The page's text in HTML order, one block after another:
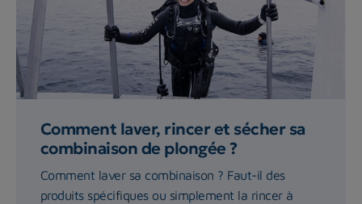
Comment laver, rincer et sécher sa
combinaison de plongée ?
Comment laver sa combinaison ? Faut-il des
produits spécifiques ou simplement la rincer à